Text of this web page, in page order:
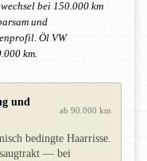
bei 150.000 km
und
Öl VW
km.
und
ab 90.000 km
bedingte Haarrisse.
— bei